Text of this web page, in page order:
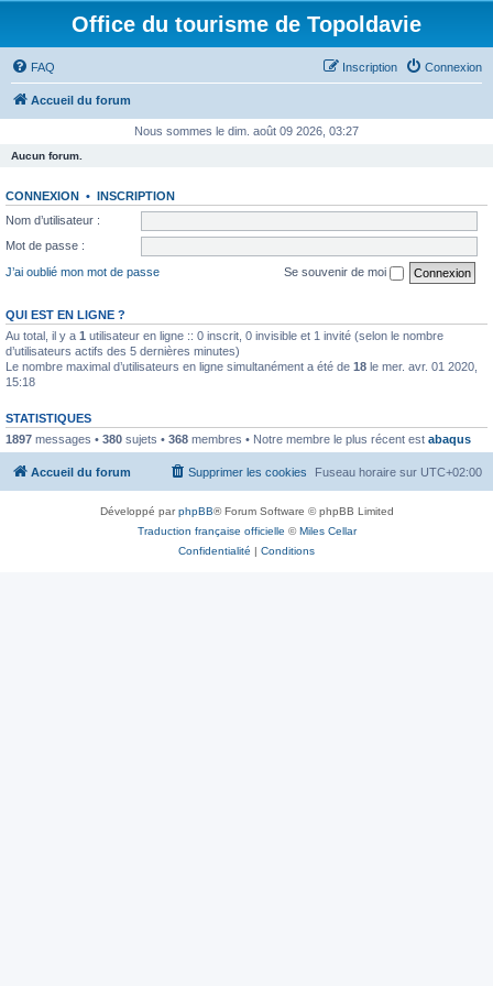
Office du tourisme de Topoldavie
FAQ Connexion
Inscription
Accueil du forum
Nous sommes le dim. août 09 2026, 03:27
Aucun forum.
CONNEXION • INSCRIPTION
Nom d’utilisateur :
Mot de passe :
J’ai oublié mon mot de passe
Se souvenir de moi
QUI EST EN LIGNE ?
Au total, il y a 1 utilisateur en ligne :: 0 inscrit, 0 invisible et 1 invité (selon le nombre
d’utilisateurs actifs des 5 dernières minutes)
Le nombre maximal d’utilisateurs en ligne simultanément a été de 18 le mer. avr. 01 2020,
15:18
STATISTIQUES
1897 messages • 380 sujets • 368 membres • Notre membre le plus récent est abaqus
Accueil du forum Fuseau horaire sur UTC+02:00
Supprimer les cookies
Développé parphpBB® Forum Software © phpBB Limited
Traduction française officielle ©Miles Cellar
Confidentialité | Conditions